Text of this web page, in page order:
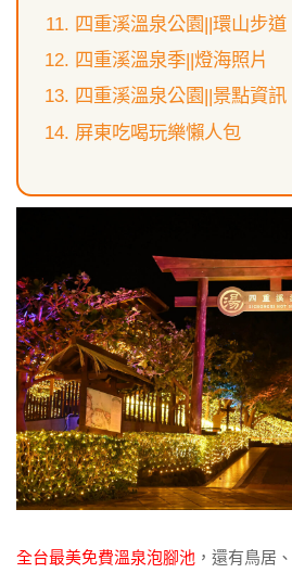
四重溪溫泉公園||環山步道
四重溪溫泉季||燈海照片
四重溪溫泉公園||景點資訊
屏東吃喝玩樂懶人包
全台最美免費溫泉泡腳池 ，還有鳥居